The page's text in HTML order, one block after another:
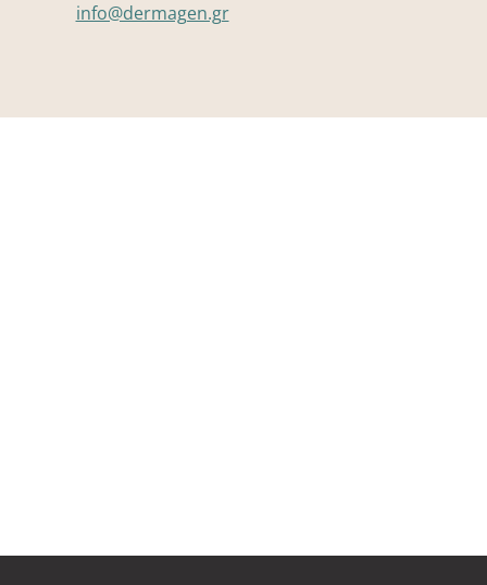
info@dermagen.gr